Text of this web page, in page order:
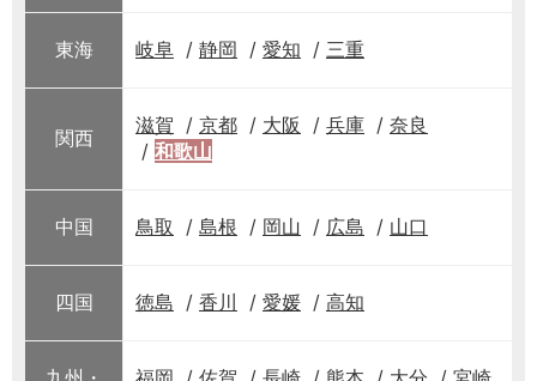
東海 岐阜 静岡 愛知 三重
関西
滋賀 京都 大阪 兵庫
奈良
和歌山
中国 鳥取 島根 岡山 広島 山口
四国 徳島 香川 愛媛 高知